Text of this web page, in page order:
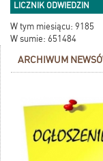
LICZNIK ODWIEDZIN
W tym miesiącu: 9185
W sumie: 651484
ARCHIWUM